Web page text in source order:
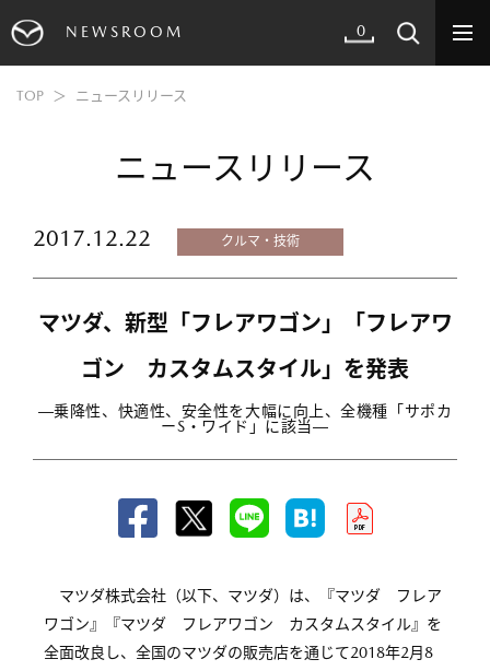
NEWSROOM 0
TOP ニュースリリース
ニュースリリース
2017.12.22 クルマ・技術
マツダ、新型「フレアワゴン」「フレアワ
ゴン カスタムスタイル」を発表
―乗降性、快適性、安全性を大幅に向上、全機種「サポカ
ーS・ワイド」に該当―
マツダ株式会社（以下、マツダ）は、『マツダ フレア
ワゴン』『マツダ フレアワゴン カスタムスタイル』を
全面改良し、全国のマツダの販売店を通じて2018年2月8